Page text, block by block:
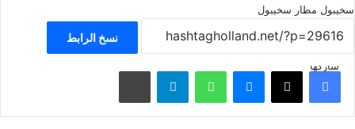
سخيبول مطار سخيبول
نسخ الرابط
شاركهافيسبوك ‫X ماسنجر واتساب تيلقرام مشاركة عبر البريد